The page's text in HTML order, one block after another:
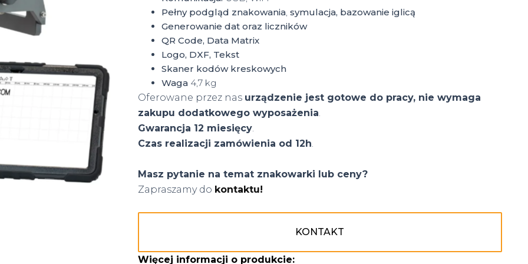
Pełny podgląd znakowania, symulacja, bazowanie iglicą
Generowanie dat oraz liczników
QR Code, Data Matrix
Logo, DXF, Tekst
Skaner kodów kreskowych
Waga 4,7 kg
Oferowane przez nas urządzenie jest gotowe do pracy, nie wymaga
zakupu dodatkowego wyposażenia.
Gwarancja 12 miesięcy.
Czas realizacji zamówienia od 12h.
Masz pytanie na temat znakowarki lub ceny?
Zapraszamy do kontaktu!
KONTAKT
Więcej informacji o produkcie: